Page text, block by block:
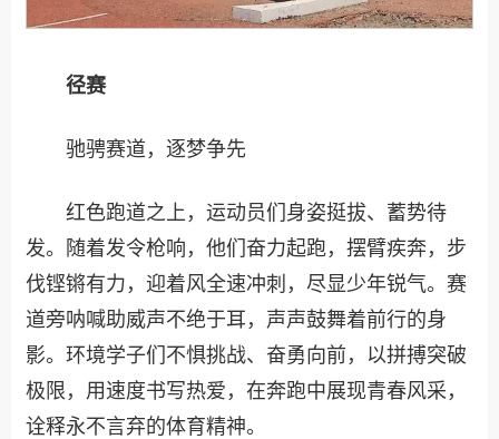
径赛
驰骋赛道，逐梦争先
红色跑道之上，运动员们身姿挺拔、蓄势待
发。随着发令枪响，他们奋力起跑，摆臂疾奔，步
伐铿锵有力，迎着风全速冲刺，尽显少年锐气。赛
道旁呐喊助威声不绝于耳，声声鼓舞着前行的身
影。环境学子们不惧挑战、奋勇向前，以拼搏突破
极限，用速度书写热爱，在奔跑中展现青春风采，
诠释永不言弃的体育精神。